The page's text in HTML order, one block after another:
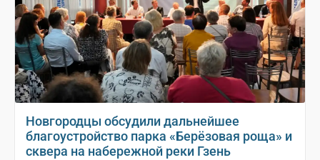
Новгородцы обсудили дальнейшее
благоустройство парка «Берёзовая роща» и
сквера на набережной реки Гзень